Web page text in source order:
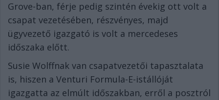
Grove-ban, férje pedig szintén évekig ott volt a
csapat vezetésében, részvényes, majd
ügyvezető igazgató is volt a mercedeses
időszaka előtt.
Susie Wolffnak van csapatvezetői tapasztalata
is, hiszen a Venturi Formula-E-istállóját
igazgatta az elmúlt időszakban, erről a posztról